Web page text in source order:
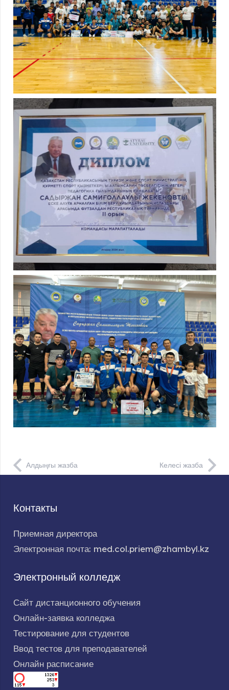
Алдыңғы жазба Келесі жазба
Контакты
Приемная директора
Электронная почта: med.col.priem@zhambyl.kz
Электронный колледж
Сайт дистанционного обучения
Онлайн-заявка колледжа
Тестирование для студентов
Ввод тестов для преподавателей
Онлайн расписание